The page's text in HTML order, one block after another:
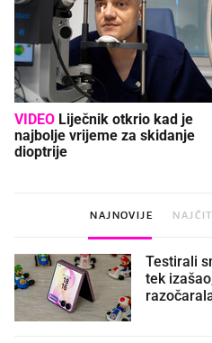
VIDEO
najbolje vrijeme za skidanje
dioptrije
NAJNOVIJE
Testirali
tek